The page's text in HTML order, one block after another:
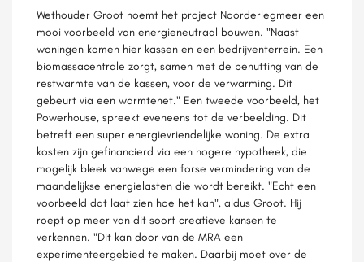
Wethouder Groot noemt het project Noorderlegmeer een
mooi voorbeeld van energieneutraal bouwen. "Naast
woningen komen hier kassen en een bedrijventerrein. Een
biomassacentrale zorgt, samen met de benutting van de
restwarmte van de kassen, voor de verwarming. Dit
gebeurt via een warmtenet." Een tweede voorbeeld, het
Powerhouse, spreekt eveneens tot de verbeelding. Dit
betreft een super energievriendelijke woning. De extra
kosten zijn gefinancierd via een hogere hypotheek, die
mogelijk bleek vanwege een forse vermindering van de
maandelijkse energielasten die wordt bereikt. "Echt een
voorbeeld dat laat zien hoe het kan", aldus Groot. Hij
roept op meer van dit soort creatieve kansen te
verkennen. "Dit kan door van de MRA een
experimenteergebied te maken. Daarbij moet over de